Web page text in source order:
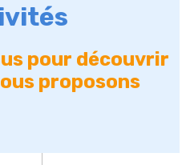
pour découvrir
proposons